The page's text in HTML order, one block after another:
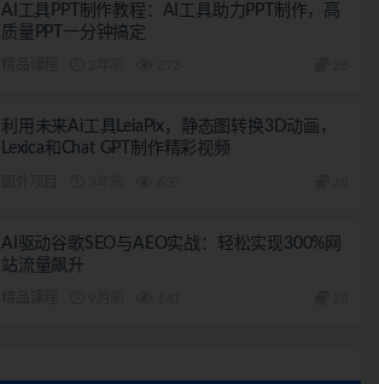
AI工具PPT制作教程：AI工具助力PPT制作，高
质量PPT一分钟搞定
利用未来Ai工具LeiaPix，静态图转换3D动画，
Lexica和Chat GPT制作精彩视频
AI驱动谷歌SEO与AEO实战：轻松实现300%网
站流量飙升